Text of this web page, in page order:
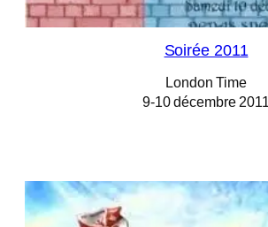
Soirée 2011
London Time
9-10 décembre 2011